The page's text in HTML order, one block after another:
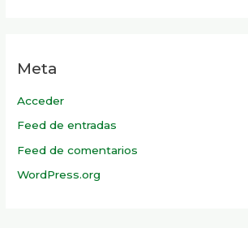
Meta
Acceder
Feed de entradas
Feed de comentarios
WordPress.org